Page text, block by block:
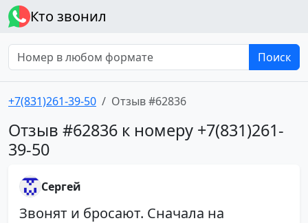
Кто звонил
Поиск
+7(831)261-39-50 Отзыв #62836
Отзыв #62836 к номеру +7(831)261-
39-50
Сергей
Звонят и бросают. Сначала на